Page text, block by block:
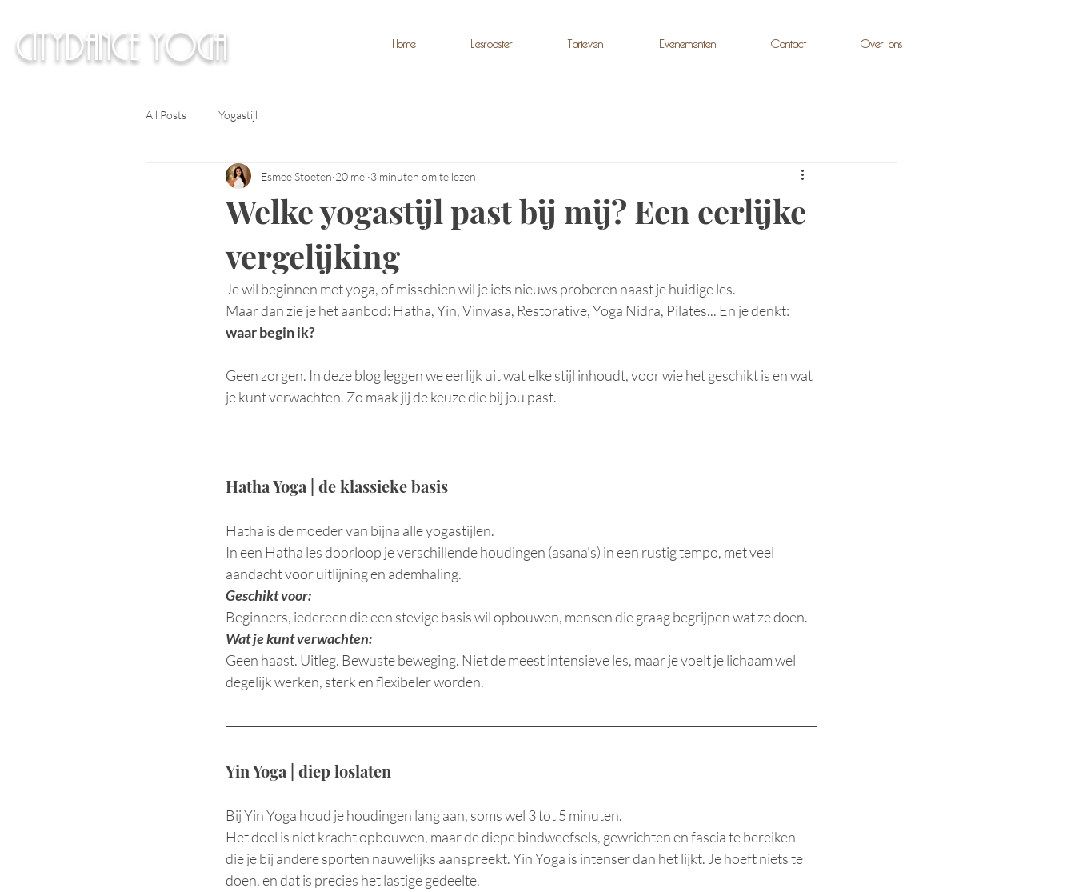
citydance yoga Home Lesrooster Tarieven Evenementen Contact Over ons
All Posts Yogastijl
Welke yogastijl past bij mij? Een eerlijke
vergelijking
Esmee Stoeten 20 mei 3 minuten om te lezen
Je wil beginnen met yoga, of misschien wil je iets nieuws proberen naast je huidige les.
Maar dan zie je het aanbod: Hatha, Yin, Vinyasa, Restorative, Yoga Nidra, Pilates... En je denkt:
waar begin ik?
Geen zorgen. In deze blog leggen we eerlijk uit wat elke stijl inhoudt, voor wie het geschikt is en wat
je kunt verwachten. Zo maak jij de keuze die bij jou past.
Hatha Yoga | de klassieke basis
Hatha is de moeder van bijna alle yogastijlen.
In een Hatha les doorloop je verschillende houdingen (asana's) in een rustig tempo, met veel
aandacht voor uitlijning en ademhaling.
Geschikt voor:
Beginners, iedereen die een stevige basis wil opbouwen, mensen die graag begrijpen wat ze doen.
Wat je kunt verwachten:
Geen haast. Uitleg. Bewuste beweging. Niet de meest intensieve les, maar je voelt je lichaam wel
degelijk werken, sterk en flexibeler worden.
Yin Yoga | diep loslaten
Bij Yin Yoga houd je houdingen lang aan, soms wel 3 tot 5 minuten.
Het doel is niet kracht opbouwen, maar de diepe bindweefsels, gewrichten en fascia te bereiken
die je bij andere sporten nauwelijks aanspreekt. Yin Yoga is intenser dan het lijkt. Je hoeft niets te
doen, en dat is precies het lastige gedeelte.